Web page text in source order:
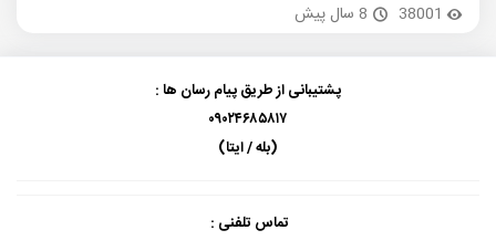
38001
8 سال پیش
پشتیبانی از طریق پیام رسان ها :
۰۹۰۲۴۶۸۵۸۱۷
(بله / ایتا)
تماس تلفنی :